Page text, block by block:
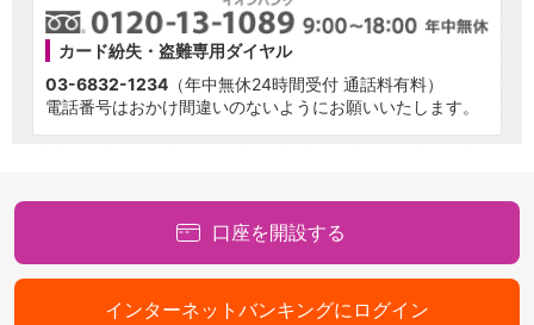
カード紛失・盗難専用ダイヤル
03-6832-1234 （年中無休24時間受付 通話料有料）
電話番号はおかけ間違いのないようにお願いいたします。
口座を開設する
インターネットバンキングにログイン